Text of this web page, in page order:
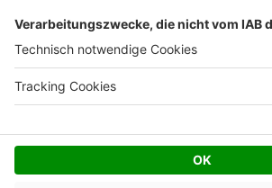
Facebook
Twitter